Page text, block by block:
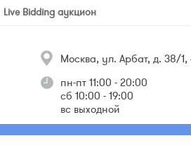
Live Bidding аукцион
Москва, ул. Арбат, д. 38/1,
пн-пт 11:00 - 20:00
сб 10:00 - 19:00
вс выходной